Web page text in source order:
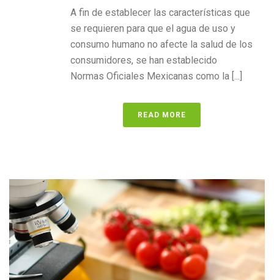
A fin de establecer las características que
se requieren para que el agua de uso y
consumo humano no afecte la salud de los
consumidores, se han establecido
Normas Oficiales Mexicanas como la [...]
READ MORE